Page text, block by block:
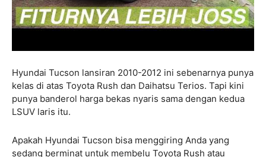
Hyundai Tucson lansiran 2010-2012 ini sebenarnya punya
kelas di atas Toyota Rush dan Daihatsu Terios. Tapi kini
punya banderol harga bekas nyaris sama dengan kedua
LSUV laris itu.
Apakah Hyundai Tucson bisa menggiring Anda yang
sedang berminat untuk membelu Toyota Rush atau